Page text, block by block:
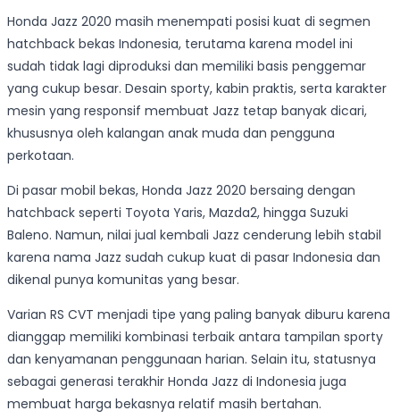
Honda Jazz 2020 masih menempati posisi kuat di segmen
hatchback bekas Indonesia, terutama karena model ini
sudah tidak lagi diproduksi dan memiliki basis penggemar
yang cukup besar. Desain sporty, kabin praktis, serta karakter
mesin yang responsif membuat Jazz tetap banyak dicari,
khususnya oleh kalangan anak muda dan pengguna
perkotaan.
Di pasar mobil bekas, Honda Jazz 2020 bersaing dengan
hatchback seperti Toyota Yaris, Mazda2, hingga Suzuki
Baleno. Namun, nilai jual kembali Jazz cenderung lebih stabil
karena nama Jazz sudah cukup kuat di pasar Indonesia dan
dikenal punya komunitas yang besar.
Varian RS CVT menjadi tipe yang paling banyak diburu karena
dianggap memiliki kombinasi terbaik antara tampilan sporty
dan kenyamanan penggunaan harian. Selain itu, statusnya
sebagai generasi terakhir Honda Jazz di Indonesia juga
membuat harga bekasnya relatif masih bertahan.